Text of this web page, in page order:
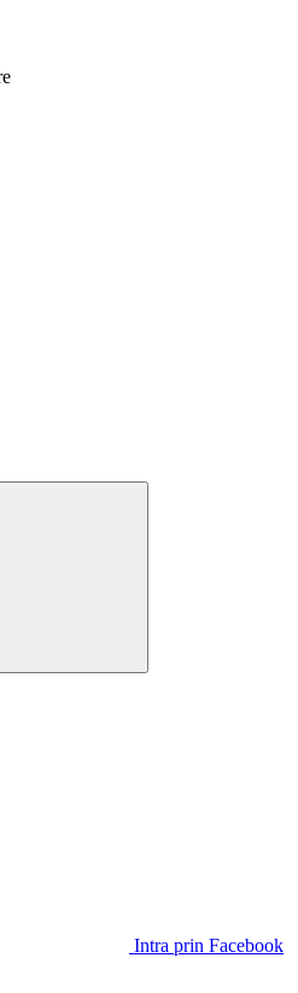
Intra prin Facebook